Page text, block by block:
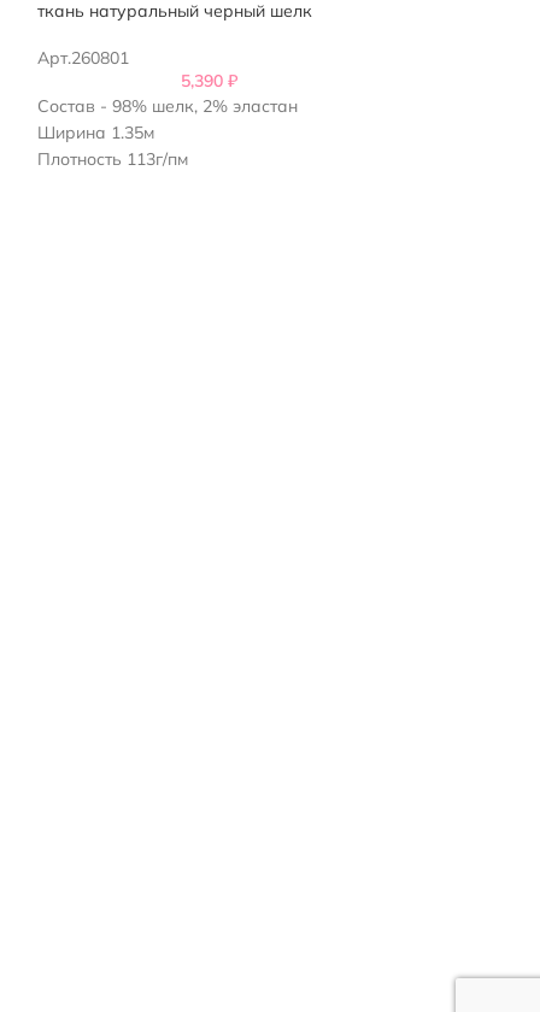
ткань натуральный черный шелк
Арт.260801
5,390 ₽
Состав - 98% шелк, 2% эластан
Ширина 1.35м
Плотность 113г/пм